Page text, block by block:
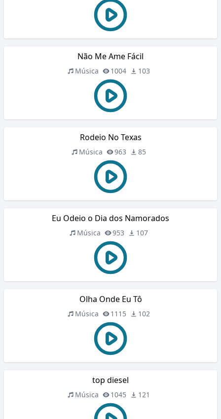
Não Me Ame Fácil
Música 1004 103
Rodeio No Texas
Música 963 85
Eu Odeio o Dia dos Namorados
Música 953 107
Olha Onde Eu Tô
Música 1115 102
top diesel
Música 1045 121